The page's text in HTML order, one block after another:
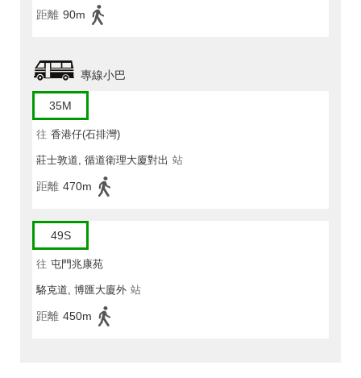
距離 90m
專線小巴
35M
往 香港仔(石排灣)
莊士敦道, 循道衛理大廈對出 站
距離 470m
49S
往 屯門兆康苑
駱克道, 博匯大廈外 站
距離 450m